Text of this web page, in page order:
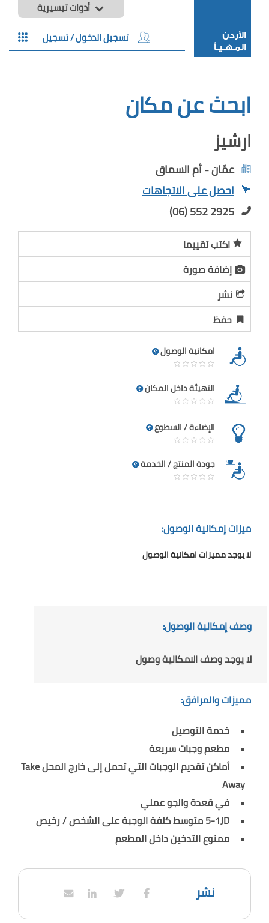
أدوات تيسيرية
تسجيل الدخول / تسجيل
ابحث عن مكان
ارشيز
عمّان - أم السماق
احصل على الاتجاهات
(06) 552 2925
اكتب تقييما
إضافة صورة
نشر
حفظ
امكانية الوصول
التهيئة داخل المكان
الإضاءة / السطوع
جودة المنتج / الخدمة
ميزات إمكانية الوصول:
لا يوجد مميزات امكانية الوصول
وصف إمكانية الوصول:
لا يوجد وصف الامكانية وصول
مميزات والمرافق:
خدمة التوصيل
مطعم وجبات سريعة
أماكن تقديم الوجبات التي تحمل إلى خارج المحل Take
Away
في قعدة والجو عملي
5-1JD متوسط كلفة الوجبة على الشخص / رخيص
ممنوع التدخين داخل المطعم
نشر